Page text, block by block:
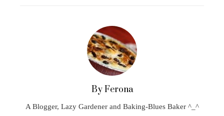
By Ferona
A Blogger, Lazy Gardener and Baking-Blues Baker ^_^